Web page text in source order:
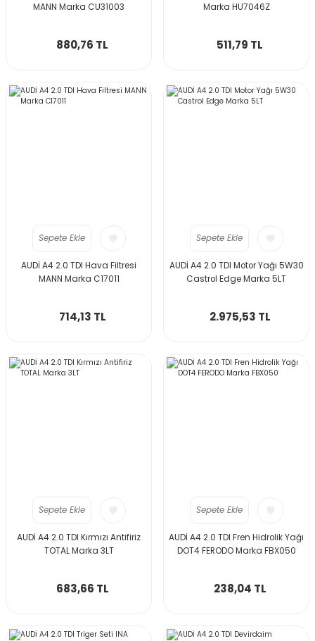
MANN Marka CU31003
880,76 TL
Marka HU7046Z
511,79 TL
Sepete Ekle
AUDİ A4 2.0 TDI Hava Filtresi
MANN Marka C17011
714,13 TL
Sepete Ekle
AUDİ A4 2.0 TDI Motor Yağı 5W30
Castrol Edge Marka 5LT
2.975,53 TL
Sepete Ekle
AUDİ A4 2.0 TDI Kırmızı Antifiriz
TOTAL Marka 3LT
683,66 TL
Sepete Ekle
AUDİ A4 2.0 TDI Fren Hidrolik Yağı
DOT4 FERODO Marka FBX050
238,04 TL